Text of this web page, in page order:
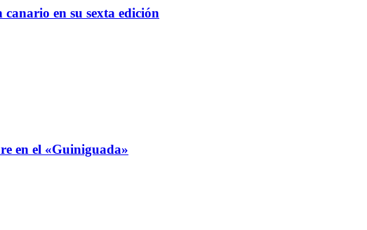
en su sexta edición
en el «Guiniguada»